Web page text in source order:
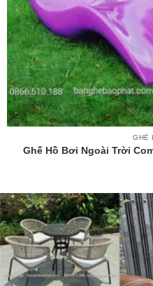
GHẾ
Ghế Hồ Bơi Ngoài Trời